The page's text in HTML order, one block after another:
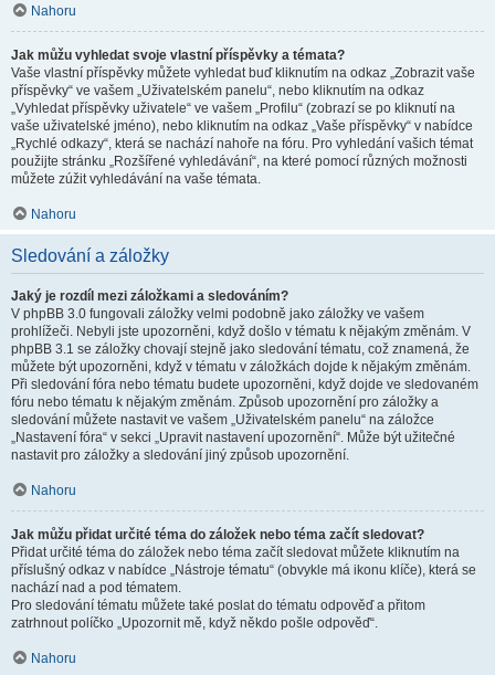
Nahoru
Jak můžu vyhledat svoje vlastní příspěvky a témata?
Vaše vlastní příspěvky můžete vyhledat buď kliknutím na odkaz „Zobrazit vaše
příspěvky“ ve vašem „Uživatelském panelu“, nebo kliknutím na odkaz
„Vyhledat příspěvky uživatele“ ve vašem „Profilu“ (zobrazí se po kliknutí na
vaše uživatelské jméno), nebo kliknutím na odkaz „Vaše příspěvky“ v nabídce
„Rychlé odkazy“, která se nachází nahoře na fóru. Pro vyhledání vašich témat
použijte stránku „Rozšířené vyhledávání“, na které pomocí různých možnosti
můžete zúžit vyhledávání na vaše témata.
Nahoru
Sledování a záložky
Jaký je rozdíl mezi záložkami a sledováním?
V phpBB 3.0 fungovali záložky velmi podobně jako záložky ve vašem
prohlížeči. Nebyli jste upozorněni, když došlo v tématu k nějakým změnám. V
phpBB 3.1 se záložky chovají stejně jako sledování tématu, což znamená, že
můžete být upozorněni, když v tématu v záložkách dojde k nějakým změnám.
Při sledování fóra nebo tématu budete upozorněni, když dojde ve sledovaném
fóru nebo tématu k nějakým změnám. Způsob upozornění pro záložky a
sledování můžete nastavit ve vašem „Uživatelském panelu“ na záložce
„Nastavení fóra“ v sekci „Upravit nastavení upozornění“. Může být užitečné
nastavit pro záložky a sledování jiný způsob upozornění.
Nahoru
Jak můžu přidat určité téma do záložek nebo téma začít sledovat?
Přidat určité téma do záložek nebo téma začít sledovat můžete kliknutím na
příslušný odkaz v nabídce „Nástroje tématu“ (obvykle má ikonu klíče), která se
nachází nad a pod tématem.
Pro sledování tématu můžete také poslat do tématu odpověď a přitom
zatrhnout políčko „Upozornit mě, když někdo pošle odpověď“.
Nahoru